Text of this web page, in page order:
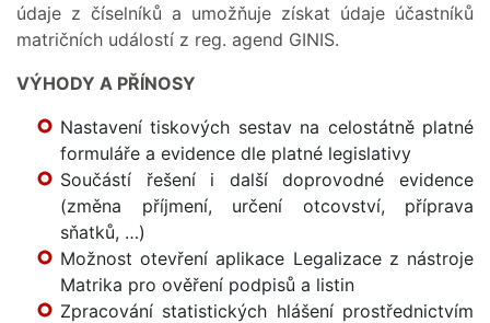
údaje z číselníků a umožňuje získat údaje účastníků
matričních událostí z reg. agend GINIS.
VÝHODY A PŘÍNOSY
Nastavení tiskových sestav na celostátně platné
formuláře a evidence dle platné legislativy
Součástí řešení i další doprovodné evidence
(změna příjmení, určení otcovství, příprava
sňatků, …)
Možnost otevření aplikace Legalizace z nástroje
Matrika pro ověření podpisů a listin
Zpracování statistických hlášení prostřednictvím